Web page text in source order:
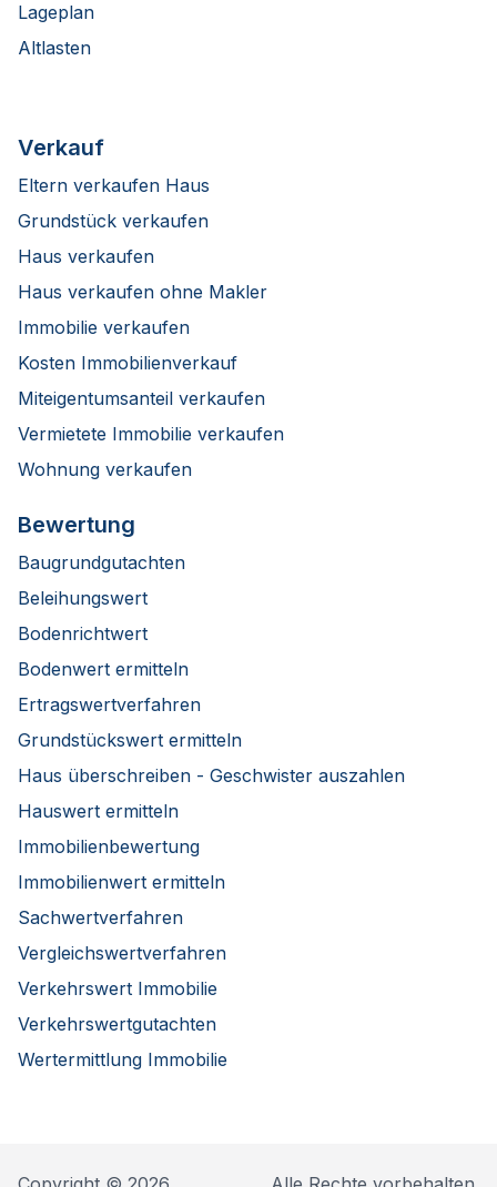
Lageplan
Altlasten
Verkauf
Eltern verkaufen Haus
Grundstück verkaufen
Haus verkaufen
Haus verkaufen ohne Makler
Immobilie verkaufen
Kosten Immobilienverkauf
Miteigentumsanteil verkaufen
Vermietete Immobilie verkaufen
Wohnung verkaufen
Bewertung
Baugrundgutachten
Beleihungswert
Bodenrichtwert
Bodenwert ermitteln
Ertragswertverfahren
Grundstückswert ermitteln
Haus überschreiben - Geschwister auszahlen
Hauswert ermitteln
Immobilienbewertung
Immobilienwert ermitteln
Sachwertverfahren
Vergleichswertverfahren
Verkehrswert Immobilie
Verkehrswertgutachten
Wertermittlung Immobilie